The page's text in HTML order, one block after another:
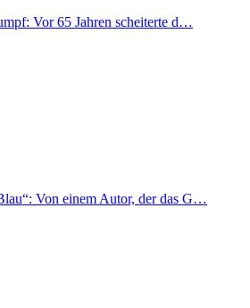
Vor 65 Jahren scheiterte d…
Von einem Autor, der das G…